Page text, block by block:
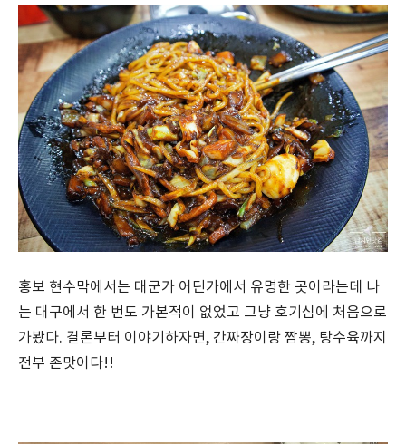
홍보 현수막에서는 대군가 어딘가에서 유명한 곳이라는데 나
는 대구에서 한 번도 가본적이 없었고 그냥 호기심에 처음으로
가봤다. 결론부터 이야기하자면, 간짜장이랑 짬뽕, 탕수육까지
전부 존맛이다!!